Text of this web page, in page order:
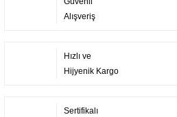
Alışveriş
Hızlı ve
Hijyenik Kargo
Sertifikalı